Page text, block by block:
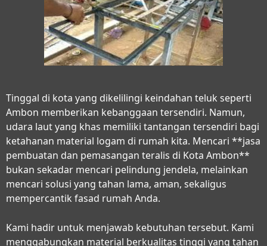
Tinggal di kota yang dikelilingi keindahan teluk seperti
Ambon memberikan kebanggaan tersendiri. Namun,
udara laut yang khas memiliki tantangan tersendiri bagi
ketahanan material logam di rumah kita. Mencari **jasa
pembuatan dan pemasangan teralis di Kota Ambon**
bukan sekadar mencari pelindung jendela, melainkan
mencari solusi yang tahan lama, aman, sekaligus
mempercantik fasad rumah Anda.
Kami hadir untuk menjawab kebutuhan tersebut. Kami
menggabungkan material berkualitas tinggi yang tahan